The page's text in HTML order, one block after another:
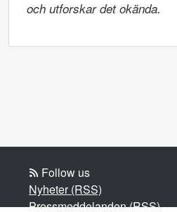
och utforskar det okända.
Follow us
Nyheter (RSS)
Pressmeddelanden (RSS)